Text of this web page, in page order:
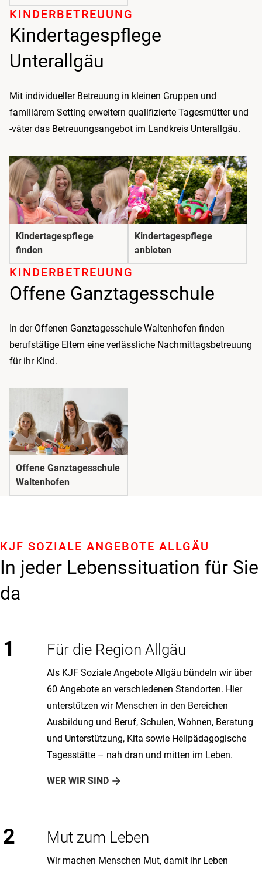
Kindertagespflege
Unterallgäu
KINDER­BETREUUNG
Mit individueller Betreuung in kleinen Gruppen und
familiärem Setting erweitern qualifizierte Tagesmütter und
-väter das Betreuungsangebot im Landkreis Unterallgäu.
Kindertagespflege
finden
Kindertagespflege
anbieten
Offene Ganztagesschule
KINDER­BETREUUNG
In der Offenen Ganztagesschule Waltenhofen finden
berufstätige Eltern eine verlässliche Nachmittagsbetreuung
für ihr Kind.
Offene Ganztagesschule
Waltenhofen
In jeder Lebenssituation für Sie
da
KJF SOZIALE ANGEBOTE ALLGÄU
Für die Region Allgäu
Als KJF Soziale Angebote Allgäu bündeln wir über
60 Angebote an verschiedenen Standorten. Hier
unterstützen wir Menschen in den Bereichen
Ausbildung und Beruf, Schulen, Wohnen, Beratung
und Unterstützung, Kita sowie Heilpädagogische
Tagesstätte – nah dran und mitten im Leben.
WER WIR SIND
Mut zum Leben
Wir machen Menschen Mut, damit ihr Leben